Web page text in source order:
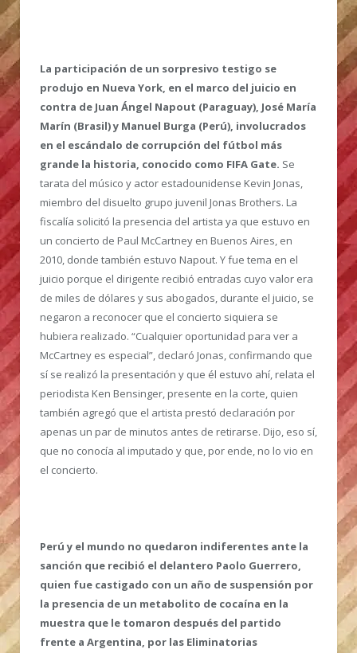
La participación de un sorpresivo testigo se
produjo en Nueva York, en el marco del juicio en
contra de Juan Ángel Napout (Paraguay), José María
Marín (Brasil) y Manuel Burga (Perú), involucrados
en el escándalo de corrupción del fútbol más
grande la historia, conocido como FIFA Gate. Se
tarata del músico y actor estadounidense Kevin Jonas,
miembro del disuelto grupo juvenil Jonas Brothers. La
fiscalía solicitó la presencia del artista ya que estuvo en
un concierto de Paul McCartney en Buenos Aires, en
2010, donde también estuvo Napout. Y fue tema en el
juicio porque el dirigente recibió entradas cuyo valor era
de miles de dólares y sus abogados, durante el juicio, se
negaron a reconocer que el concierto siquiera se
hubiera realizado. “Cualquier oportunidad para ver a
McCartney es especial”, declaró Jonas, confirmando que
sí se realizó la presentación y que él estuvo ahí, relata el
periodista Ken Bensinger, presente en la corte, quien
también agregó que el artista prestó declaración por
apenas un par de minutos antes de retirarse. Dijo, eso sí,
que no conocía al imputado y que, por ende, no lo vio en
el concierto.
Perú y el mundo no quedaron indiferentes ante la
sanción que recibió el delantero Paolo Guerrero,
quien fue castigado con un año de suspensión por
la presencia de un metabolito de cocaína en la
muestra que le tomaron después del partido
frente a Argentina, por las Eliminatorias